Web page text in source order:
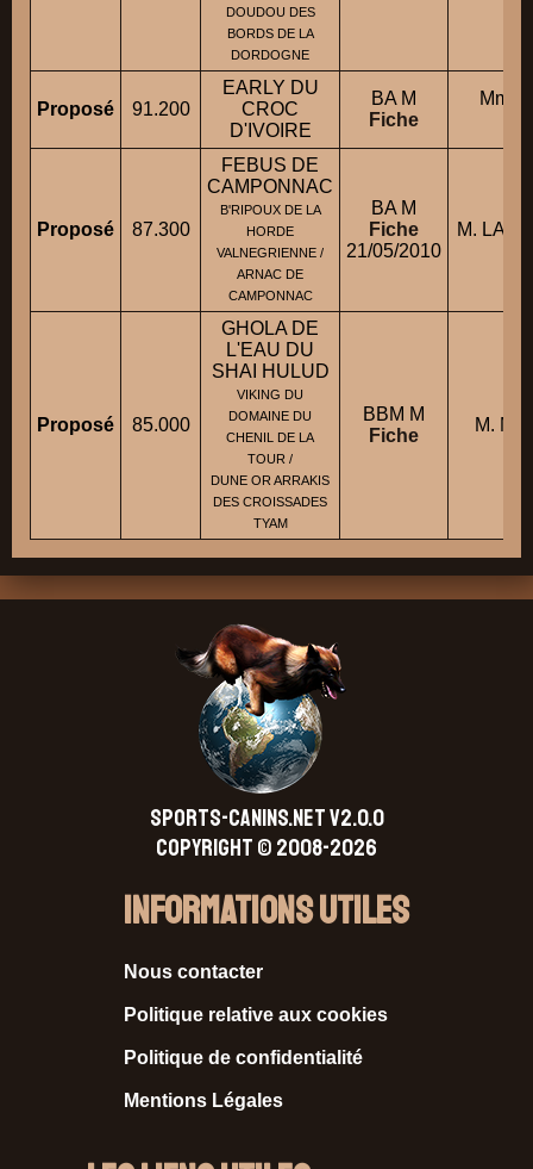
DOUDOU DES
BORDS DE LA
DORDOGNE
Proposé 91.200
EARLY DU
CROC
D'IVOIRE
BA M
Fiche
Mme
Proposé 87.300
FEBUS DE
CAMPONNAC
B'RIPOUX DE LA
HORDE
VALNEGRIENNE /
ARNAC DE
CAMPONNAC
BA M
Fiche
21/05/2010
M.
Proposé 85.000
GHOLA DE
L'EAU DU
SHAI HULUD
VIKING DU
DOMAINE DU
CHENIL DE LA
TOUR /
DUNE OR ARRAKIS
DES CROISSADES
TYAM
BBM M
Fiche
M.
SPORTS-CANINS.NET V2.0.0
Copyright © 2008-2026
Informations Utiles
Nous contacter
Politique relative aux cookies
Politique de confidentialité
Mentions Légales